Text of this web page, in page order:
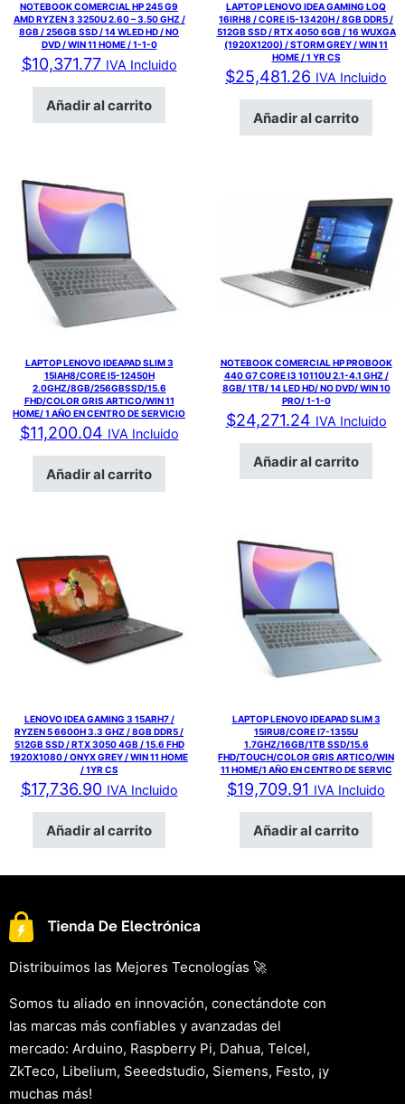
NOTEBOOK COMERCIAL HP 245 G9
AMD RYZEN 3 3250U 2.60 – 3.50 GHZ /
8GB / 256GB SSD / 14 WLED HD / NO
DVD / WIN 11 HOME / 1-1-0
$10,371.77 IVA Incluido
Añadir al carrito
LAPTOP LENOVO IDEA GAMING LOQ
16IRH8 / CORE I5-13420H / 8GB DDR5 /
512GB SSD / RTX 4050 6GB / 16 WUXGA
(1920X1200) / STORM GREY / WIN 11
HOME / 1 YR CS
$25,481.26 IVA Incluido
Añadir al carrito
LAPTOP LENOVO IDEAPAD SLIM 3
15IAH8/CORE I5-12450H
2.0GHZ/8GB/256GBSSD/15.6
FHD/COLOR GRIS ARTICO/WIN 11
HOME/ 1 AÑO EN CENTRO DE SERVICIO
$11,200.04 IVA Incluido
Añadir al carrito
NOTEBOOK COMERCIAL HP PROBOOK
440 G7 CORE I3 10110U 2.1-4.1 GHZ /
8GB/ 1TB/ 14 LED HD/ NO DVD/ WIN 10
PRO/ 1-1-0
$24,271.24 IVA Incluido
Añadir al carrito
LENOVO IDEA GAMING 3 15ARH7 /
RYZEN 5 6600H 3.3 GHZ / 8GB DDR5 /
512GB SSD / RTX 3050 4GB / 15.6 FHD
1920X1080 / ONYX GREY / WIN 11 HOME
/ 1YR CS
$17,736.90 IVA Incluido
Añadir al carrito
LAPTOP LENOVO IDEAPAD SLIM 3
15IRU8/CORE I7-1355U
1.7GHZ/16GB/1TB SSD/15.6
FHD/TOUCH/COLOR GRIS ARTICO/WIN
11 HOME/1 AÑO EN CENTRO DE SERVIC
$19,709.91 IVA Incluido
Añadir al carrito
Distribuimos las Mejores Tecnologías 🚀
Somos tu aliado en innovación, conectándote con
las marcas más confiables y avanzadas del
mercado: Arduino, Raspberry Pi, Dahua, Telcel,
ZkTeco, Libelium, Seeedstudio, Siemens, Festo, ¡y
muchas más!